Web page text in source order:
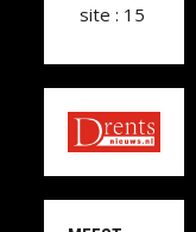
site : 15